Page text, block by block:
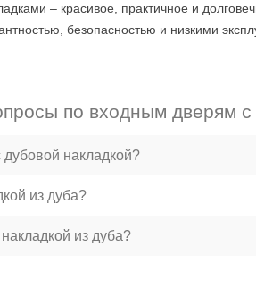
– красивое, практичное и
безопасностью и низкими
по входным дверям
дубовой накладкой?
из дуба?
из дуба?